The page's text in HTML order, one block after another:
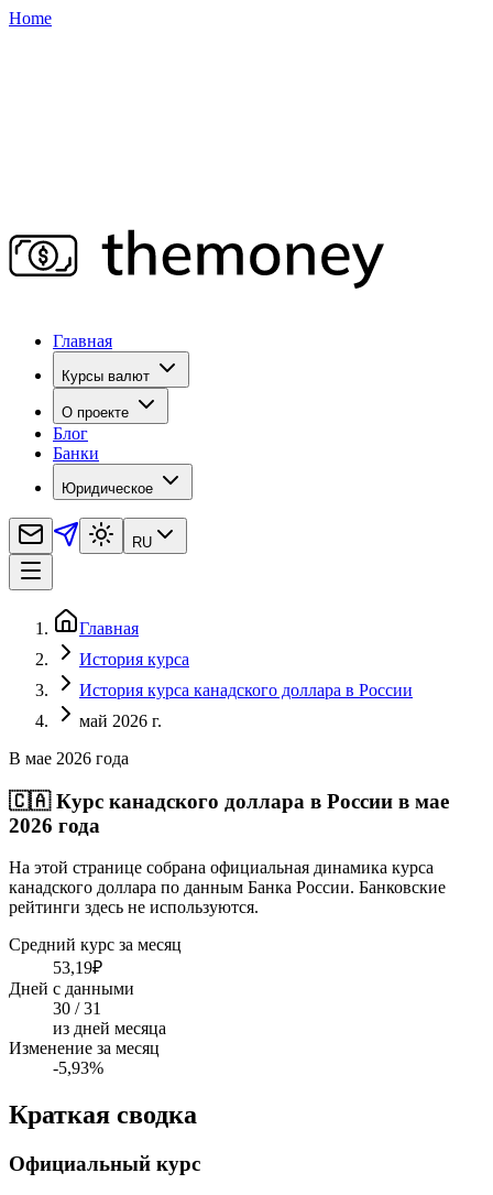
Home
Главная
Курсы валют
О проекте
Блог
Банки
Юридическое
RU
Главная
История курса
История курса канадского доллара в России
май 2026 г.
В мае 2026 года
🇨🇦 Курс канадского доллара в России в мае
2026 года
На этой странице собрана официальная динамика курса
канадского доллара по данным Банка России. Банковские
рейтинги здесь не используются.
Средний курс за месяц
53,19₽
Дней с данными
30 / 31
из дней месяца
Изменение за месяц
-5,93%
Краткая сводка
Официальный курс